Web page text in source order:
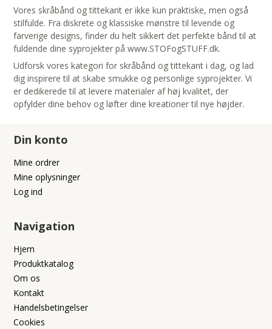
Vores skråbånd og tittekant er ikke kun praktiske, men også
stilfulde. Fra diskrete og klassiske mønstre til levende og
farverige designs, finder du helt sikkert det perfekte bånd til at
fuldende dine syprojekter på www.STOFogSTUFF.dk.
Udforsk vores kategori for skråbånd og tittekant i dag, og lad
dig inspirere til at skabe smukke og personlige syprojekter. Vi
er dedikerede til at levere materialer af høj kvalitet, der
opfylder dine behov og løfter dine kreationer til nye højder.
Din konto
Mine ordrer
Mine oplysninger
Log ind
Navigation
Hjem
Produktkatalog
Om os
Kontakt
Handelsbetingelser
Cookies